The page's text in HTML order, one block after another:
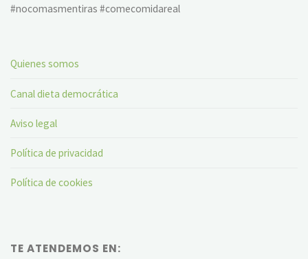
#nocomasmentiras #comecomidareal
Quienes somos
Canal dieta democrática
Aviso legal
Política de privacidad
Política de cookies
TE ATENDEMOS EN: